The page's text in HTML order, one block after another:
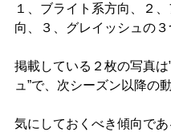
１、ブライト系方向、２
向、３、グレイッシュの３
掲載している２枚の写真は
ュ”で、次シーズン以降の
気にしておくべき傾向であ